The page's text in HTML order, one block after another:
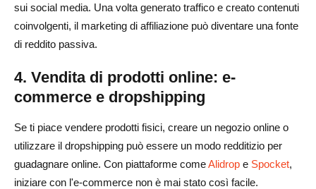
sui social media. Una volta generato traffico e creato contenuti
coinvolgenti, il marketing di affiliazione può diventare una fonte
di reddito passiva.
4. Vendita di prodotti online: e-
commerce e dropshipping
Se ti piace vendere prodotti fisici, creare un negozio online o
utilizzare il dropshipping può essere un modo redditizio per
guadagnare online. Con piattaforme comeAlidrop e Spocket,
iniziare con l'e-commerce non è mai stato così facile.